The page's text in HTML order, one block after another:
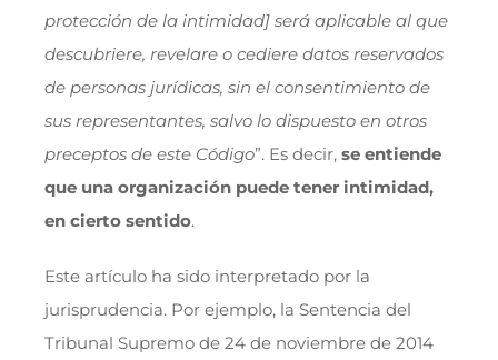
protección de la intimidad] será aplicable al que
descubriere, revelare o cediere datos reservados
de personas jurídicas, sin el consentimiento de
sus representantes, salvo lo dispuesto en otros
preceptos de este Código”. Es decir, se entiende
que una organización puede tener intimidad,
en cierto sentido.
Este artículo ha sido interpretado por la
jurisprudencia. Por ejemplo, la Sentencia del
Tribunal Supremo de 24 de noviembre de 2014